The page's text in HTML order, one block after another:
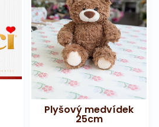
Plyšový medvídek
25cm